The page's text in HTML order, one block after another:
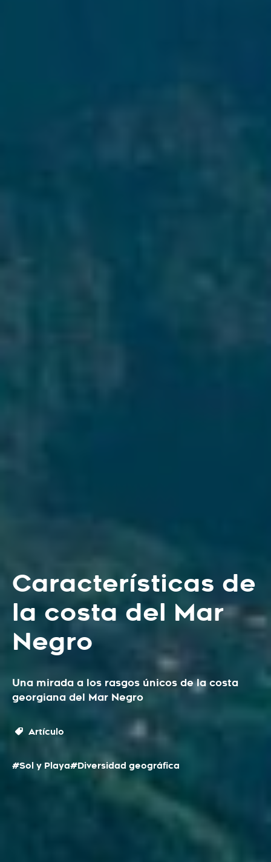
Características de
la costa del Mar
Negro
Una mirada a los rasgos únicos de la costa
georgiana del Mar Negro
Artículo
#Sol y Playa#Diversidad geográfica